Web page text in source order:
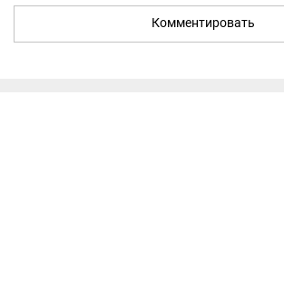
Комментировать